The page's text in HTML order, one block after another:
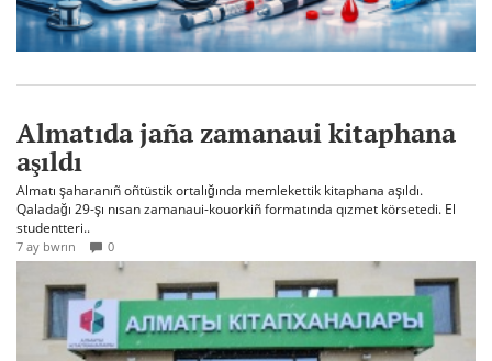
Almatıda jaña zamanaui kitaphana
aşıldı
Almatı şaharanıñ oñtüstik ortalığında memlekettik kitaphana aşıldı.
Qaladağı 29-şı nısan zamanaui-kouorkiñ formatında qızmet körsetedi. El
studentteri..
7 ay bwrın 0